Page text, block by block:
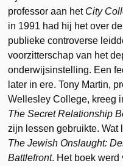
professor aan het City
in 1991 had hij het over
publieke controverse
voorzitterschap van het
onderwijsinstelling. Een
later in ere. Tony Martin,
Wellesley College, kreeg
The Secret Relationship
zijn lessen gebruikte. Wat
The Jewish Onslaught:
Battlefront. Het boek